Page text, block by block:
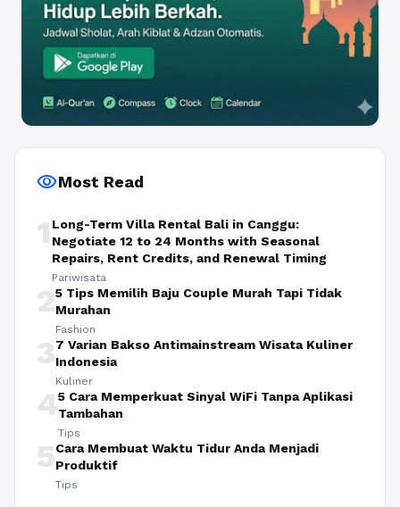
visibilityMost Read
1 Long-Term Villa Rental Bali in Canggu:
Negotiate 12 to 24 Months with Seasonal
Repairs, Rent Credits, and Renewal Timing
Pariwisata
25 Tips Memilih Baju Couple Murah Tapi Tidak
Murahan
Fashion
37 Varian Bakso Antimainstream Wisata Kuliner
Indonesia
Kuliner
45 Cara Memperkuat Sinyal WiFi Tanpa Aplikasi
Tambahan
Tips
5Cara Membuat Waktu Tidur Anda Menjadi
Produktif
Tips